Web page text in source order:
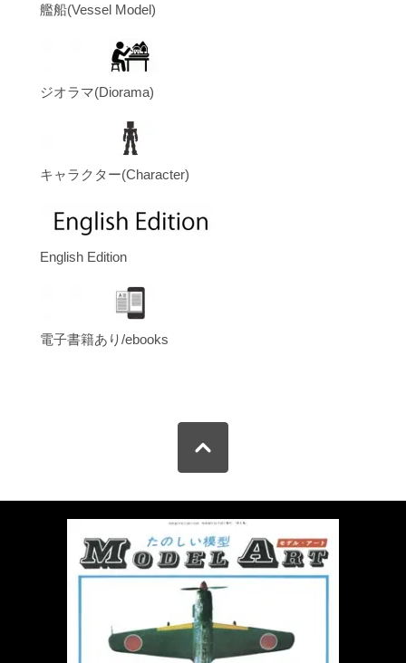
艦船(Vessel Model)
ジオラマ(Diorama)
キャラクター(Character)
English Edition
電子書籍あり/ebooks